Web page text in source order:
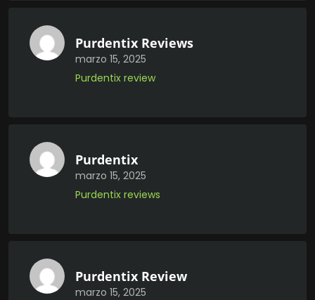
Purdentix Reviews
marzo 15, 2025
Purdentix review
Purdentix
marzo 15, 2025
Purdentix reviews
Purdentix Review
marzo 15, 2025